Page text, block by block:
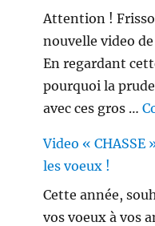
Attention !
nouvelle video
En regardant
pourquoi la
avec ces gros …
Video « CHASSE
les voeux !
Cette année,
vos voeux à vos